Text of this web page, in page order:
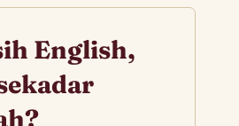
English,